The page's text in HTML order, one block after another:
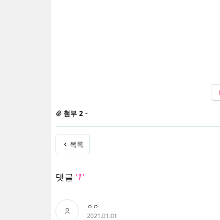
첨부 2
목록
댓글 '1'
ㅇㅇ
2021.01.01